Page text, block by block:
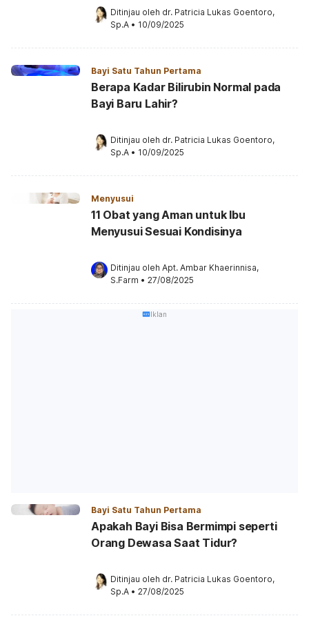
Ditinjau oleh dr. Patricia Lukas Goentoro,
Sp.A • 10/09/2025
Bayi Satu Tahun Pertama
Berapa Kadar Bilirubin Normal pada
Bayi Baru Lahir?
Ditinjau oleh dr. Patricia Lukas Goentoro,
Sp.A • 10/09/2025
Menyusui
11 Obat yang Aman untuk Ibu
Menyusui Sesuai Kondisinya
Ditinjau oleh Apt. Ambar Khaerinnisa,
S.Farm • 27/08/2025
Iklan
Bayi Satu Tahun Pertama
Apakah Bayi Bisa Bermimpi seperti
Orang Dewasa Saat Tidur?
Ditinjau oleh dr. Patricia Lukas Goentoro,
Sp.A • 27/08/2025